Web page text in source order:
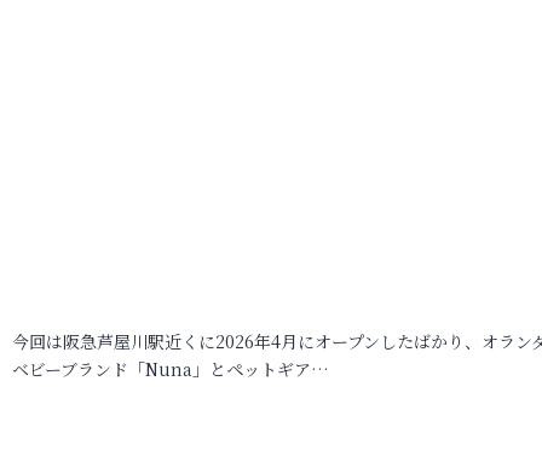
今回は阪急芦屋川駅近くに2026年4月にオープンしたばかり、オラン
ベビーブランド「Nuna」とペットギア…